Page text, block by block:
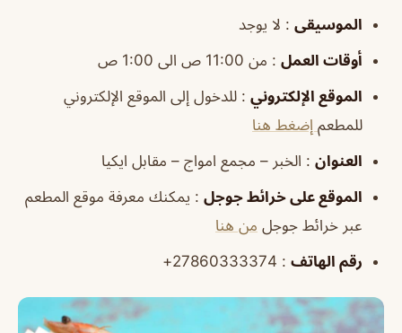
الموسيقى : لا يوجد
أوقات العمل : من 11:00 ص الى 1:00 ص
الموقع الإلكتروني : للدخول إلى الموقع الإلكتروني
للمطعم إضغط هنا
العنوان : الخبر – مجمع امواج – مقابل ايكيا
الموقع على خرائط جوجل : يمكنك معرفة موقع المطعم
عبر خرائط جوجل من هنا
رقم الهاتف : 27860333374+